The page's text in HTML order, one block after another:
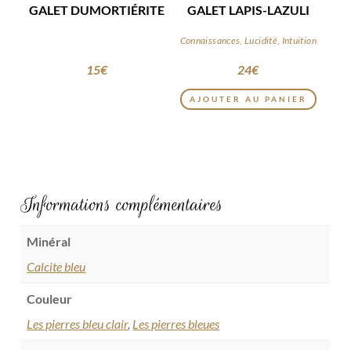
GALET DUMORTIÉRITE
15€
GALET LAPIS-LAZULI
Connaissances, Lucidité, Intuition
24€
AJOUTER AU PANIER
Informations complémentaires
Minéral
Calcite bleu
Couleur
Les pierres bleu clair, Les pierres bleues